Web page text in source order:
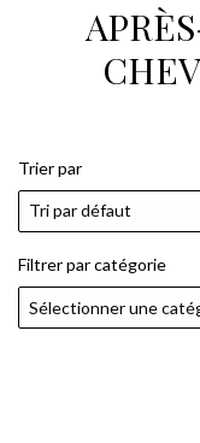
Trier par
Filtrer par catégorie